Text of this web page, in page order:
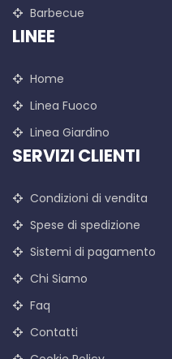
Barbecue
LINEE
Home
Linea Fuoco
Linea Giardino
SERVIZI CLIENTI
Condizioni di vendita
Spese di spedizione
Sistemi di pagamento
Chi Siamo
Faq
Contatti